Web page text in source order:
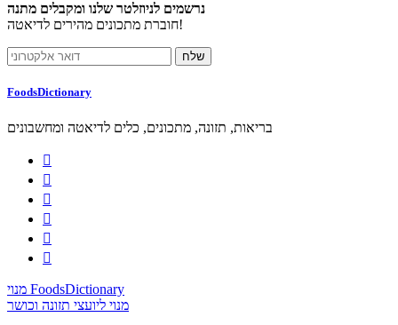
נרשמים לניוזלטר שלנו ומקבלים מתנה
חוברת מתכונים מהירים לדיאטה!
FoodsDictionary
בריאות, תזונה, מתכונים, כלים לדיאטה ומחשבונים






מנוי FoodsDictionary
מנוי ליועצי תזונה וכושר